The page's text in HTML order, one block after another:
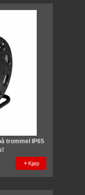
trommel IP65
Kjøp